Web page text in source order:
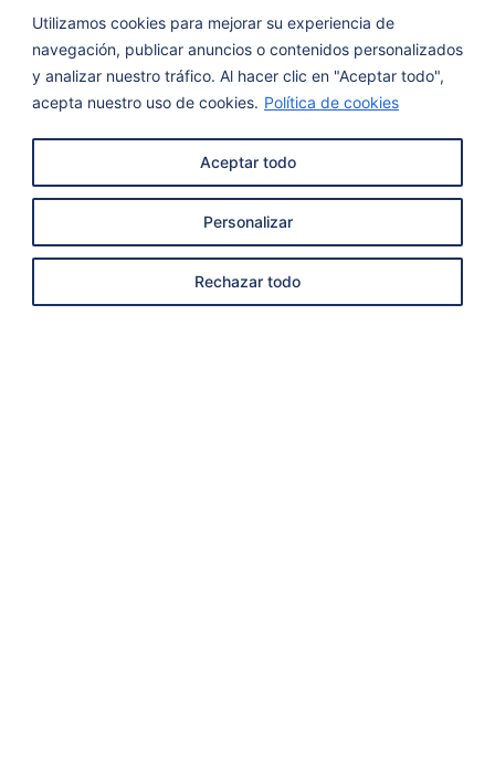
Utilizamos cookies para mejorar su experiencia de
navegación, publicar anuncios o contenidos personalizados
y analizar nuestro tráfico. Al hacer clic en "Aceptar todo",
acepta nuestro uso de cookies. Política de cookies
Personalizar
Rechazar todo
Aceptar todo